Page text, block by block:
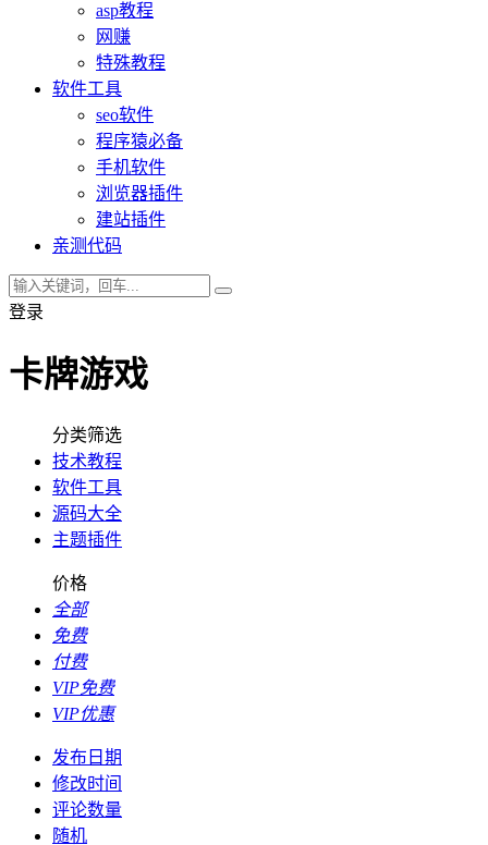
asp教程
网赚
特殊教程
软件工具
seo软件
程序猿必备
手机软件
浏览器插件
建站插件
亲测代码
登录
卡牌游戏
分类筛选
技术教程
软件工具
源码大全
主题插件
价格
全部
免费
付费
VIP免费
VIP优惠
发布日期
修改时间
评论数量
随机